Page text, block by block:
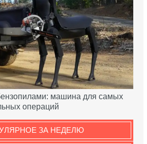
машина для самых
операций
ЗА НЕДЕЛЮ